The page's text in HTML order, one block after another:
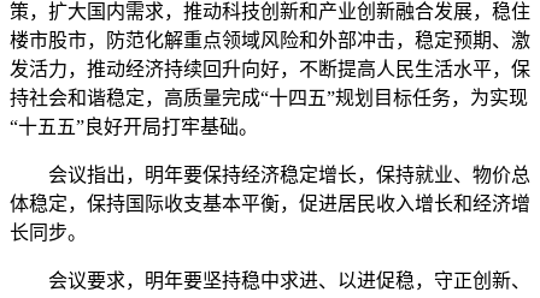
策，扩大国内需求，推动科技创新和产业创新融合发展，稳住
楼市股市，防范化解重点领域风险和外部冲击，稳定预期、激
发活力，推动经济持续回升向好，不断提高人民生活水平，保
持社会和谐稳定，高质量完成“十四五”规划目标任务，为实现
“十五五”良好开局打牢基础。
会议指出，明年要保持经济稳定增长，保持就业、物价总
体稳定，保持国际收支基本平衡，促进居民收入增长和经济增
长同步。
会议要求，明年要坚持稳中求进、以进促稳，守正创新、